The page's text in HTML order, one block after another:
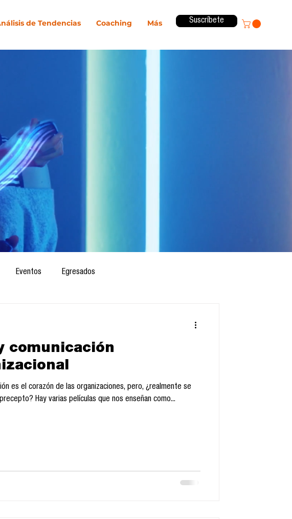
de Tendencias Coaching Más Suscríbete
Eventos Egresados
Software del mes Cursos
Playground Tesis
comunicación
es el corazón de las organizaciones, pero, ¿realmente se
Hay varias películas que nos enseñan como...